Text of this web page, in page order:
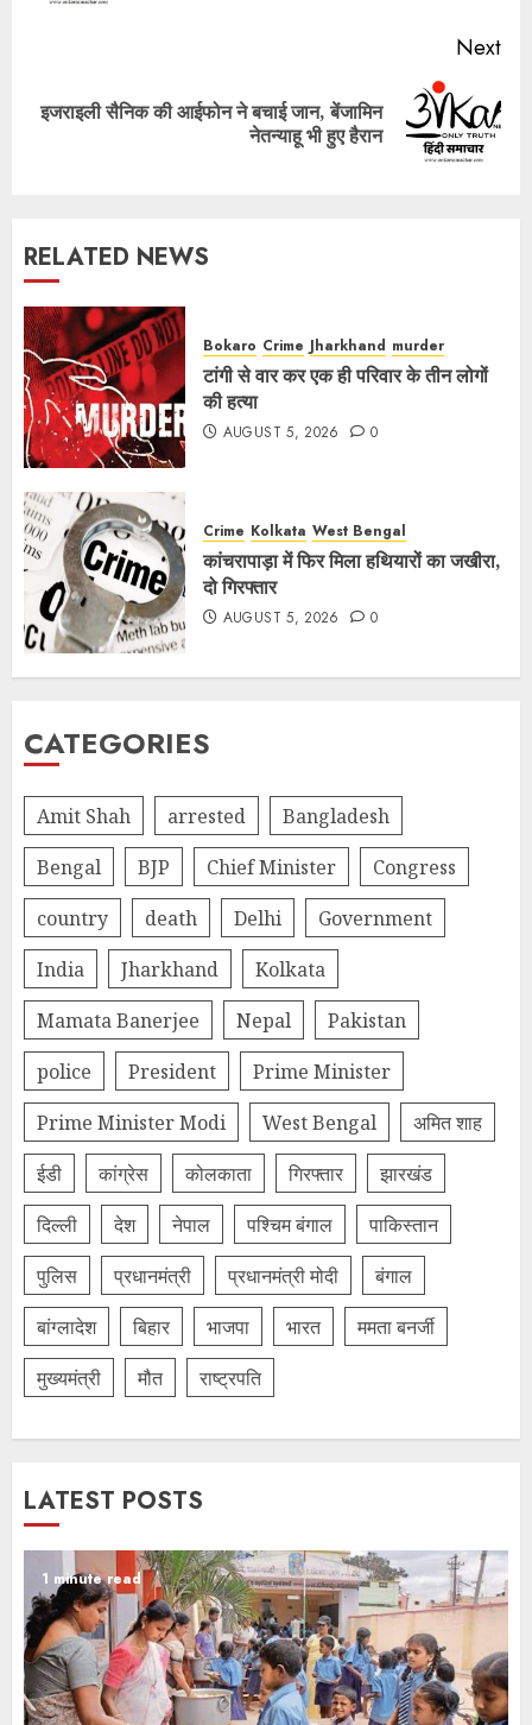
Next
Next
इजराइली सैनिक की आईफोन ने बचाई जान, बेंजामिन
नेतन्याहू भी हुए हैरान
RELATED NEWS
Bokaro Crime Jharkhand murder
टांगी से वार कर एक ही परिवार के तीन लोगों
की हत्या
AUGUST 5, 2026 0
Crime Kolkata West Bengal
कांचरापाड़ा में फिर मिला हथियारों का जखीरा,
दो गिरफ्तार
AUGUST 5, 2026 0
CATEGORIES
Amit Shah arrested
Bangladesh
Bengal
BJP Chief Minister
Congress
country
death Delhi
Government
India
Jharkhand
Kolkata
Mamata Banerjee
Nepal
Pakistan
police
President
Prime Minister
Prime Minister Modi
West Bengal
अमित शाह
ईडी
कांग्रेस कोलकाता गिरफ्तार
झारखंड
दिल्‍ली
देश नेपाल पश्चिम बंगाल
पाकिस्तान
पुलिस
प्रधानमंत्री प्रधानमंत्री मोदी
बंगाल
बांग्लादेश
बिहार भाजपा भारत
ममता बनर्जी
मुख्यमंत्री
मौत राष्ट्रपति
LATEST POSTS
1 minute read